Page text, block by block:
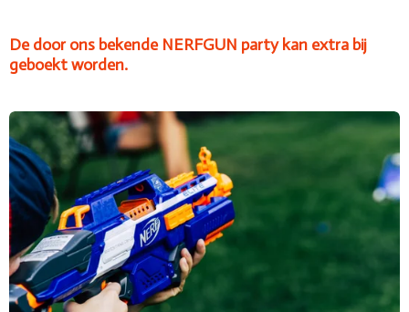
De door ons bekende NERFGUN party kan extra bij
geboekt worden.